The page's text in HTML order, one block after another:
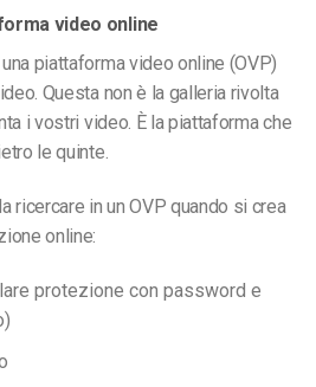
video online
piattaforma video online (OVP)
Questa non è la galleria rivolta
i vostri video. È la piattaforma che
le quinte.
ricercare in un OVP quando si crea
online:
protezione con password e